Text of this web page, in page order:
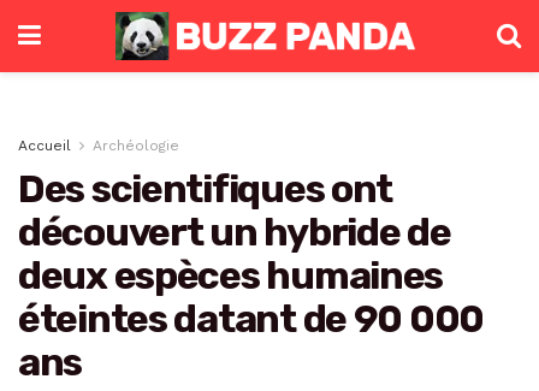
Accueil Archéologie
Des scientifiques ont
découvert un hybride de
deux espèces humaines
éteintes datant de 90 000
ans